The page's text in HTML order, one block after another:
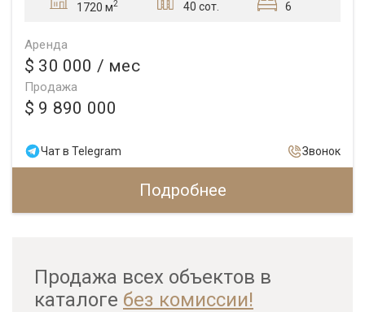
1720 м2 40 сот. 6
Аренда
$ 30 000 / мес
Продажа
$ 9 890 000
Чат в Telegram Звонок
Подробнее
Продажа всех объектов в
каталоге без комиссии!